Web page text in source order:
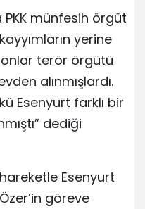
PKK münfesih örgüt
yerine
terör örgütü
alınmışlardı.
Esenyurt farklı bir
dediği
Esenyurt
göreve